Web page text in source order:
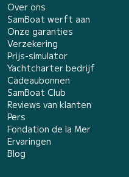
Over ons
SamBoat werft aan
Onze garanties
Verzekering
Prijs-simulator
Yachtcharter bedrijf
Cadeaubonnen
SamBoat Club
Reviews van klanten
Pers
Fondation de la Mer
Ervaringen
Blog